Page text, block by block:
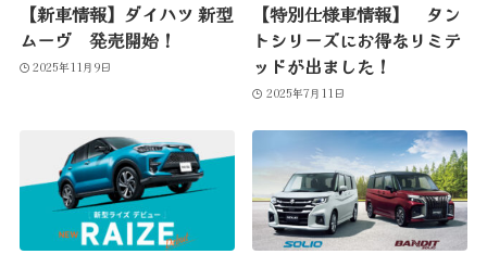
【新車情報】ダイハツ 新型
ムーヴ 発売開始！
2025年11月9日
【特別仕様車情報】 タン
トシリーズにお得なリミテ
ッドが出ました！
2025年7月11日